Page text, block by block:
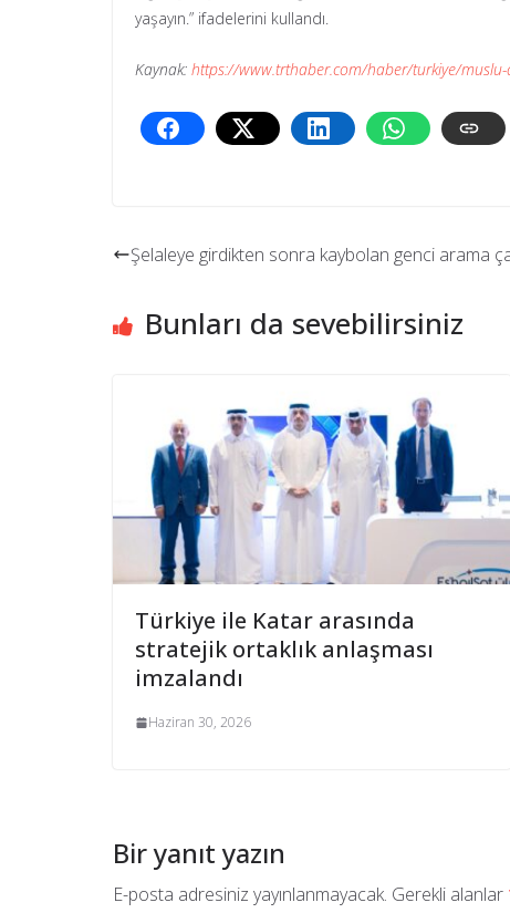
yaşayın.” ifadelerini kullandı.
Kaynak: https://www.trthaber.com/haber/turkiye/
Şelaleye girdikten sonra kaybolan genci arama
Bunları da sevebilirsiniz
Türkiye ile Katar arasında
stratejik ortaklık anlaşması
imzalandı
Haziran 30, 2026
Bir yanıt yazın
E-posta adresiniz yayınlanmayacak. Gerekli alanlar